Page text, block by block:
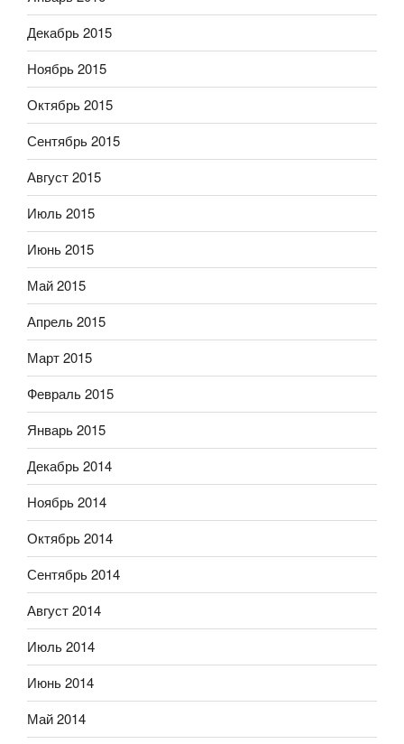
Декабрь 2015
Ноябрь 2015
Октябрь 2015
Сентябрь 2015
Август 2015
Июль 2015
Июнь 2015
Май 2015
Апрель 2015
Март 2015
Февраль 2015
Январь 2015
Декабрь 2014
Ноябрь 2014
Октябрь 2014
Сентябрь 2014
Август 2014
Июль 2014
Июнь 2014
Май 2014